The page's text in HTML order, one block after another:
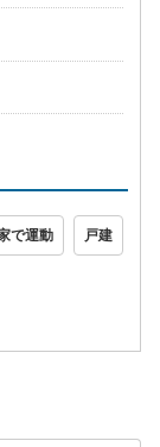
で運動 戸建